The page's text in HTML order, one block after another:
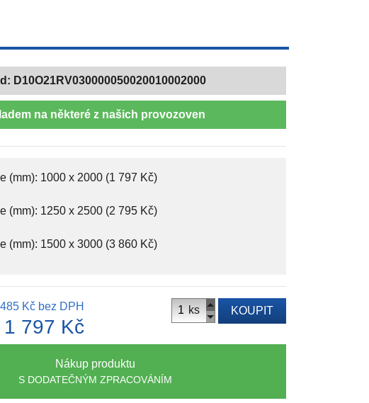
D10O21RV030000050020010002000
na některé z našich provozoven
(mm): 1000 x 2000 (1 797 Kč)
(mm): 1250 x 2500 (2 795 Kč)
(mm): 1500 x 3000 (3 860 Kč)
Kč bez DPH
1 797 Kč
ks KOUPIT
Nákup produktu
S DODATEČNÝM ZPRACOVÁNÍM